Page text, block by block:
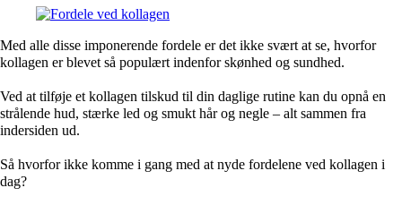
Med alle disse imponerende fordele er det ikke svært at se, hvorfor
kollagen er blevet så populært indenfor skønhed og sundhed.
Ved at tilføje et kollagen tilskud til din daglige rutine kan du opnå en
strålende hud, stærke led og smukt hår og negle – alt sammen fra
indersiden ud.
Så hvorfor ikke komme i gang med at nyde fordelene ved kollagen i
dag?